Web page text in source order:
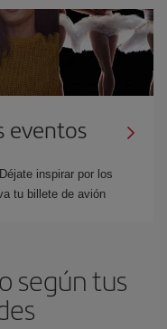
eventos
inspirar por los
tu billete de avión
según tus